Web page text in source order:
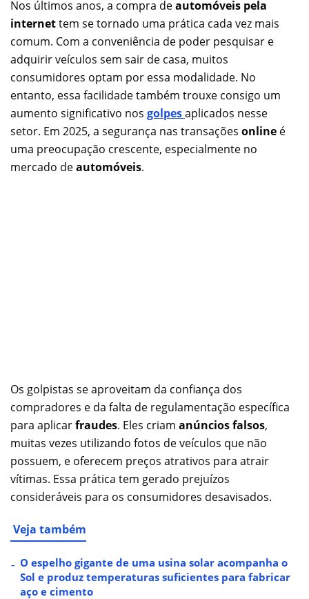
Nos últimos anos, a compra deautomóveis pela
internettem se tornado uma prática cada vez mais
comum. Com a conveniência de poder pesquisar e
adquirir veículos sem sair de casa, muitos
consumidores optam por essa modalidade. No
entanto, essa facilidade também trouxe consigo um
aumento significativo nos golpesaplicados nesse
setor. Em 2025, a segurança nas transações online é
uma preocupação crescente, especialmente no
mercado deautomóveis.
Os golpistas se aproveitam da confiança dos
compradores e da falta de regulamentação específica
para aplicarfraudes. Eles criam anúncios falsos,
muitas vezes utilizando fotos de veículos que não
possuem, e oferecem preços atrativos para atrair
vítimas. Essa prática tem gerado prejuízos
consideráveis para os consumidores desavisados.
Veja também
O espelho gigante de uma usina solar acompanha o
Sol e produz temperaturas suficientes para fabricar
aço e cimento